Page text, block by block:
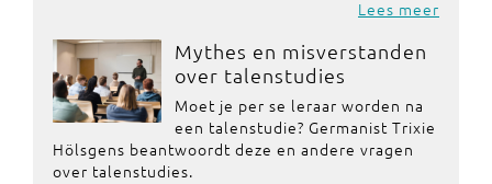
Lees meer
Mythes en misverstanden
over talenstudies
Moet je per se leraar worden na
een talenstudie? Germanist Trixie
Hölsgens beantwoordt deze en andere vragen
over talenstudies.